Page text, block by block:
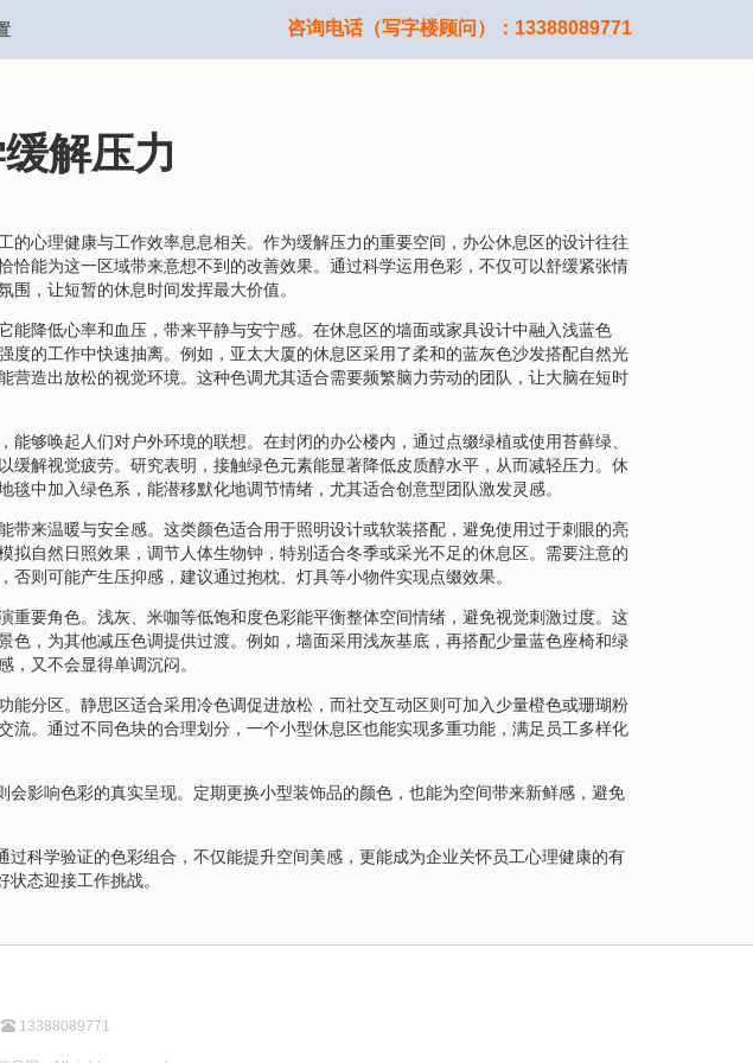
咨询电话（写字楼顾问）：13388089771
解压力
的心理健康与工作效率息息相关。作为缓解压力的重要空间，办公休息区的设计往往
恰能为这一区域带来意想不到的改善效果。通过科学运用色彩，不仅可以舒缓紧张情
围，让短暂的休息时间发挥最大价值。
能降低心率和血压，带来平静与安宁感。在休息区的墙面或家具设计中融入浅蓝色
度的工作中快速抽离。例如，亚太大厦的休息区采用了柔和的蓝灰色沙发搭配自然光
营造出放松的视觉环境。这种色调尤其适合需要频繁脑力劳动的团队，让大脑在短时
能够唤起人们对户外环境的联想。在封闭的办公楼内，通过点缀绿植或使用苔藓绿、
缓解视觉疲劳。研究表明，接触绿色元素能显著降低皮质醇水平，从而减轻压力。休
毯中加入绿色系，能潜移默化地调节情绪，尤其适合创意型团队激发灵感。
带来温暖与安全感。这类颜色适合用于照明设计或软装搭配，避免使用过于刺眼的亮
拟自然日照效果，调节人体生物钟，特别适合冬季或采光不足的休息区。需要注意的
否则可能产生压抑感，建议通过抱枕、灯具等小物件实现点缀效果。
重要角色。浅灰、米咖等低饱和度色彩能平衡整体空间情绪，避免视觉刺激过度。这
色，为其他减压色调提供过渡。例如，墙面采用浅灰基底，再搭配少量蓝色座椅和绿
，又不会显得单调沉闷。
能分区。静思区适合采用冷色调促进放松，而社交互动区则可加入少量橙色或珊瑚粉
流。通过不同色块的合理划分，一个小型休息区也能实现多重功能，满足员工多样化
影响色彩的真实呈现。定期更换小型装饰品的颜色，也能为空间带来新鲜感，避免
科学验证的色彩组合，不仅能提升空间美感，更能成为企业关怀员工心理健康的有
态迎接工作挑战。
13388089771